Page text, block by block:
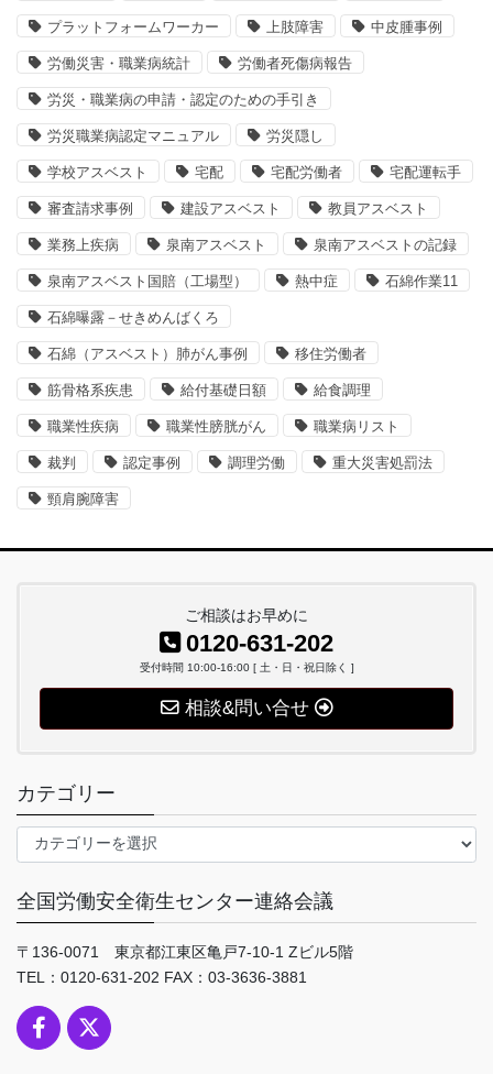
プラットフォームワーカー 上肢障害 中皮腫事例
労働災害・職業病統計 労働者死傷病報告
労災・職業病の申請・認定のための手引き
労災職業病認定マニュアル 労災隠し
学校アスベスト 宅配 宅配労働者 宅配運転手
審査請求事例 建設アスベスト 教員アスベスト
業務上疾病 泉南アスベスト 泉南アスベストの記録
泉南アスベスト国賠（工場型） 熱中症 石綿作業11
石綿曝露－せきめんばくろ
石綿（アスベスト）肺がん事例 移住労働者
筋骨格系疾患 給付基礎日額 給食調理
職業性疾病 職業性膀胱がん 職業病リスト
裁判 認定事例 調理労働 重大災害処罰法
頸肩腕障害
ご相談はお早めに
0120-631-202
受付時間 10:00-16:00 [ 土・日・祝日除く ]
相談&問い合せ
カテゴリー
テ
リ
ー
全国労働安全衛生センター連絡会議
〒136-0071 東京都江東区亀戸7-10-1 Zビル5階
TEL：0120-631-202 FAX：03-3636-3881